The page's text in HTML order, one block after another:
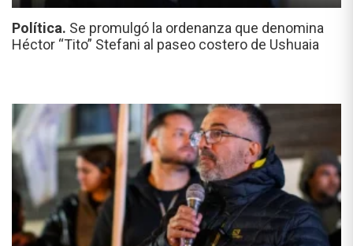
Política. Se promulgó la ordenanza que denomina
Héctor “Tito” Stefani al paseo costero de Ushuaia